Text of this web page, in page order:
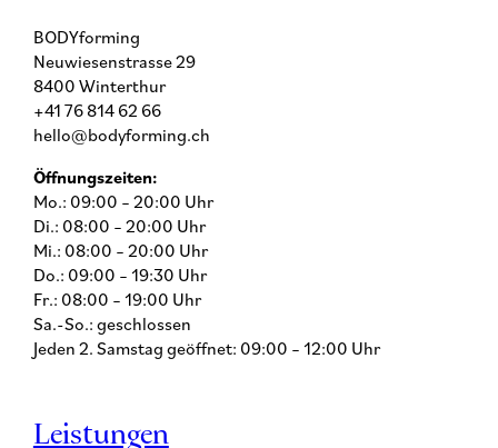
BODYforming
Neuwiesenstrasse 29
8400 Winterthur
+41 76 814 62 66
hello@bodyforming.ch
Öffnungszeiten:
Mo.: 09:00 – 20:00 Uhr
Di.: 08:00 – 20:00 Uhr
Mi.: 08:00 – 20:00 Uhr
Do.: 09:00 – 19:30 Uhr
Fr.: 08:00 – 19:00 Uhr
Sa.-So.: geschlossen
Jeden 2. Samstag geöffnet: 09:00 – 12:00 Uhr
Leistungen